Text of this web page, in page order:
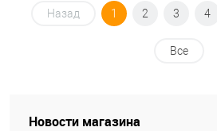
Назад 1 2 3 4
Все
Новости магазина